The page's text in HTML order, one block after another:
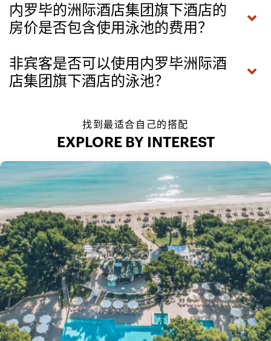
内罗毕的洲际酒店集团旗下酒店的
房价是否包含使用泳池的费用？
非宾客是否可以使用内罗毕洲际酒
店集团旗下酒店的泳池？
找到最适合自己的搭配
EXPLORE BY INTEREST